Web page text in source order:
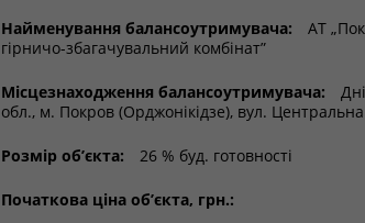
Найменування балансоутримувача:
АТ
гірничо-збагачувальний комбінат”
Місцезнаходження балансоутримувача:
обл., м. Покров (Орджонікідзе), вул. Центральна
Розмір об’єкта: 26 % буд. готовності
Початкова ціна об’єкта, грн.: